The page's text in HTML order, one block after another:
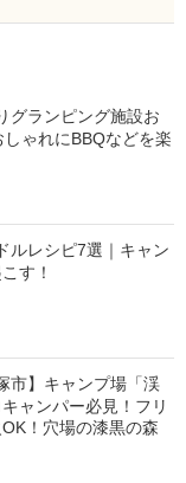
グランピング施設お
ゃれにBBQなどを楽
ルレシピ7選｜キャン
す！
市】キャンプ場「渓
ャンパー必見！フリ
！穴場の漆黒の森